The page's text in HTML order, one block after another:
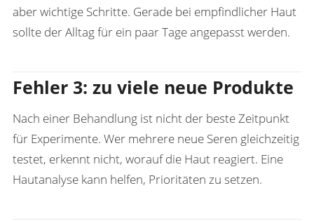
aber wichtige Schritte. Gerade bei empfindlicher Haut
sollte der Alltag für ein paar Tage angepasst werden.
Fehler 3: zu viele neue Produkte
Nach einer Behandlung ist nicht der beste Zeitpunkt
für Experimente. Wer mehrere neue Seren gleichzeitig
testet, erkennt nicht, worauf die Haut reagiert. Eine
Hautanalyse kann helfen, Prioritäten zu setzen.